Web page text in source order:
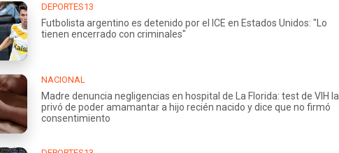
DEPORTES13
Futbolista argentino es detenido por el ICE en Estados Unidos: "Lo
tienen encerrado con criminales"
NACIONAL
Madre denuncia negligencias en hospital de La Florida: test de VIH la
privó de poder amamantar a hijo recién nacido y dice que no firmó
consentimiento